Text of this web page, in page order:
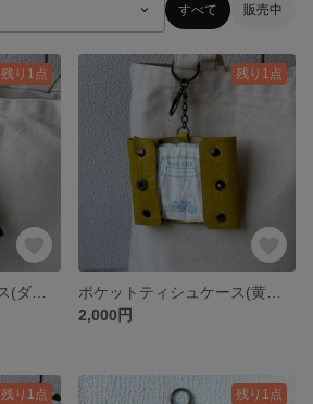
すべて 販売中
残り1点 残り1点
2,000円
残り1点 残り1点